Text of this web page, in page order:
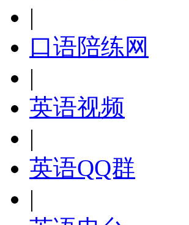
|
口语陪练网
|
英语视频
|
英语QQ群
|